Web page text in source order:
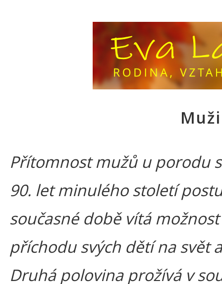
Přítomnost mužů u porodu
90. let minulého století
současné době vítá
příchodu svých dětí na svět
Druhá polovina prožívá v